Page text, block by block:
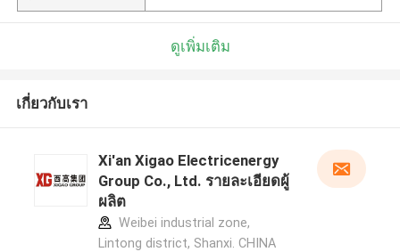
ดูเพิ่มเติม
เกี่ยวกับเรา
Xi'an Xigao Electricenergy
Group Co., Ltd. รายละเอียดผู้
ผลิต
Weibei industrial zone,
Lintong district, Shanxi. CHINA